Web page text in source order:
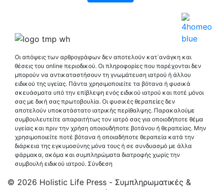
Οι απόψεις των αρθρογράφων δεν αποτελούν κατ΄ανάγκη και
θέσεις του online περιοδικού. Οι πληροφορίες που παρέχονται δεν
μπορούν να αντικαταστήσουν τη γνωμάτευση ιατρού ή άλλου
ειδικού της υγείας. Πάντα χρησιμοποιείτε τα βότανα ή φυσικά
σκευάσματα υπό την επίβλεψη ενός ειδικού ιατρού και ποτέ μόνοι
σας με δική σας πρωτοβουλία. Οι φυσικές θεραπείες δεν
αποτελούν υποκατάστατο ιατρικής περίθαλψης. Παρακαλούμε
συμβουλευτείτε απαραιτήτως τον ιατρό σας για οποιοδήποτε θέμα
υγείας και πριν την χρήση οποιουδήποτε βοτάνου ή θεραπείας. Μην
χρησιμοποιείτε ποτέ βότανα ή οποιαδήποτε θεραπεία κατά την
διάρκεια της εγκυμοσύνης μόνα τους ή σε συνδυασμό με άλλα
φάρμακα, ακόμα και συμπληρώματα διατροφής χωρίς την
συμβουλή ειδικού ιατρού. Σύνδεση
© 2026 Holistic Life Press - Συμπληρωματικές &